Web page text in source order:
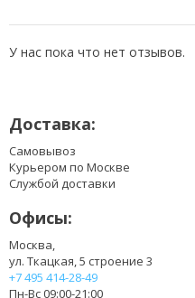
90-NCG1B1010
90-NFPCB1001
90-NG31B1000
90-NH73B1000Z
90-NIL1B2000
A41-A3
A41-A6
A42-A3
У нас пока что нет отзывов.
Доставка:
Самовывоз
Курьером по Москве
Службой доставки
Офисы:
Москва,
ул. Ткацкая, 5 строение 3
+7 495 414-28-49
Пн-Вс 09:00-21:00